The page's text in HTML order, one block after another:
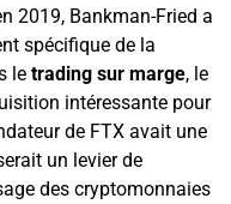
2019, Bankman-Fried a
spécifique de la
le trading sur marge, le
intéressante pour
de FTX avait une
un levier de
des cryptomonnaies